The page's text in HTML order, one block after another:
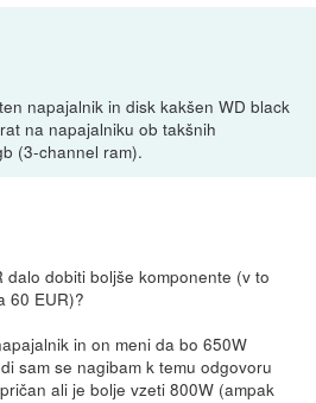
napajalnik in disk kakšen WD black
na napajalniku ob takšnih
(3-channel ram).
dalo dobiti boljše komponente (v to
60 EUR)?
in on meni da bo 650W
sam se nagibam k temu odgovoru
ali je bolje vzeti 800W (ampak